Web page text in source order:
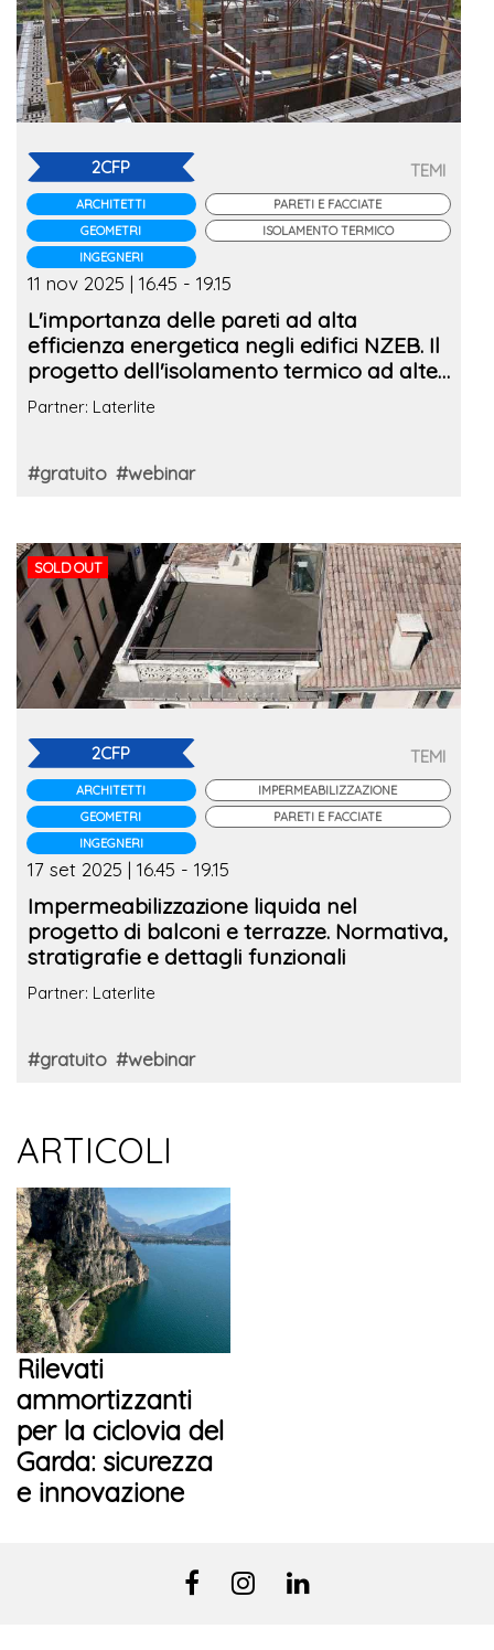
2CFP
ARCHITETTI
GEOMETRI
INGEGNERI
TEMI
PARETI E FACCIATE
ISOLAMENTO TERMICO
11 nov 2025 | 16.45 - 19.15
L'importanza delle pareti ad alta
efficienza energetica negli edifici NZEB. Il
progetto dell'isolamento termico ad alte
prestazioni
Partner: Laterlite
#gratuito #webinar
SOLD OUT
2CFP
ARCHITETTI
GEOMETRI
INGEGNERI
TEMI
IMPERMEABILIZZAZIONE
PARETI E FACCIATE
17 set 2025 | 16.45 - 19.15
Impermeabilizzazione liquida nel
progetto di balconi e terrazze. Normativa,
stratigrafie e dettagli funzionali
Partner: Laterlite
#gratuito #webinar
ARTICOLI
Rilevati
ammortizzanti
per la ciclovia del
Garda: sicurezza
e innovazione